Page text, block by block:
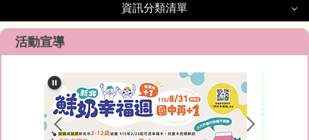
資訊分類清單
資訊分類清單
行政處室
協力單位
活動宣導